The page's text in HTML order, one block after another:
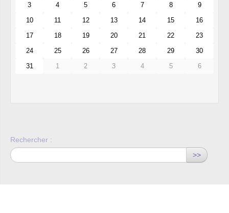
3
4 5 6 7 8
9
10
11 12 13 14 15
16
17
18 19 20 21 22
23
24
25 26 27 28 29
30
31
1 2 3 4 5 6
Rechercher :
>>